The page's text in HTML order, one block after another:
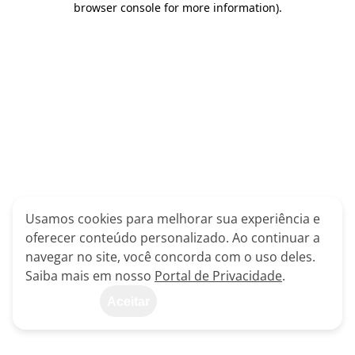
browser console for more information).
Usamos cookies para melhorar sua experiência e
oferecer conteúdo personalizado. Ao continuar a
navegar no site, você concorda com o uso deles.
Saiba mais em nosso Portal de Privacidade.